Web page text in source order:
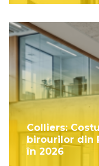
Colliers:
birourilor din
în 2026